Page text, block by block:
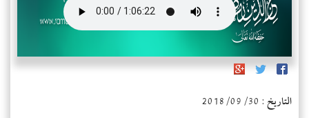
التاريخ : 2018/09/30